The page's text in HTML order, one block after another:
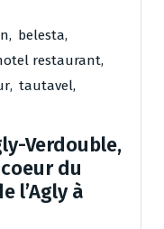
, belesta,
restaurant,
, tautavel,
Verdouble,
du
l’Agly à